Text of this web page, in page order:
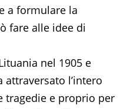
a formulare la
fare alle idee di
nel 1905 e
attraversato l’intero
tragedie e proprio per